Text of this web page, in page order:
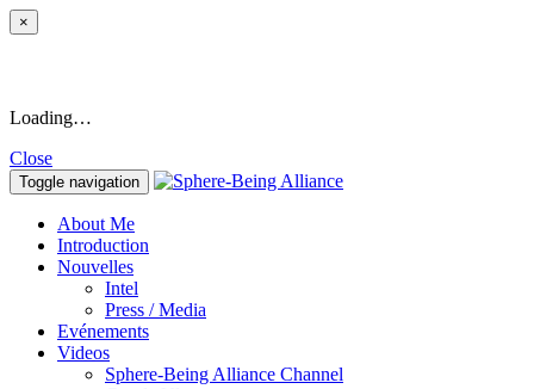
×
Loading…
Close
Toggle navigation
About Me
Introduction
Nouvelles
Intel
Press / Media
Evénements
Videos
Sphere-Being Alliance Channel